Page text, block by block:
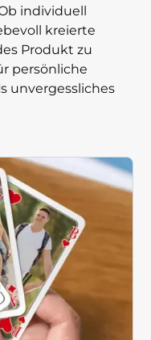
individuell
kreierte
Produkt zu
persönliche
unvergessliches